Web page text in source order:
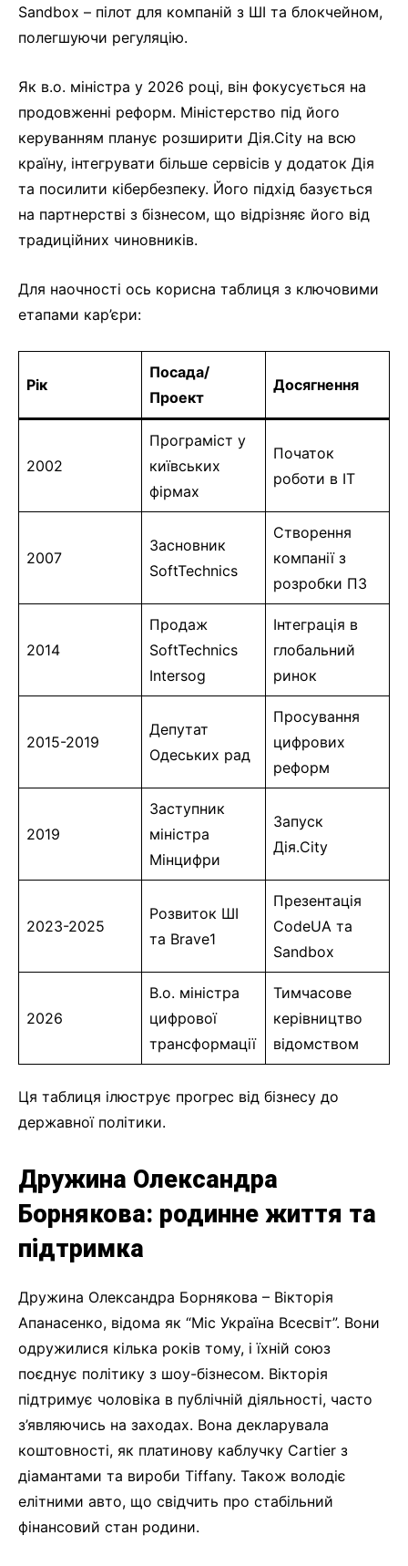
Sandbox – пілот для компаній з ШІ та блокчейном,
полегшуючи регуляцію.
Як в.о. міністра у 2026 році, він фокусується на
продовженні реформ. Міністерство під його
керуванням планує розширити Дія.City на всю
країну, інтегрувати більше сервісів у додаток Дія
та посилити кібербезпеку. Його підхід базується
на партнерстві з бізнесом, що відрізняє його від
традиційних чиновників.
Для наочності ось корисна таблиця з ключовими
етапами кар’єри:
Рік
Посада/
Проект
Досягнення
2002
Програміст у
київських
фірмах
Початок
роботи в IT
2007
Засновник
SoftTechnics
Створення
компанії з
розробки ПЗ
2014
Продаж
SoftTechnics
Intersog
Інтеграція в
глобальний
ринок
2015-2019
Депутат
Одеських рад
Просування
цифрових
реформ
2019
Заступник
міністра
Мінцифри
Запуск
Дія.City
2023-2025
Розвиток ШІ
та Brave1
Презентація
CodeUA та
Sandbox
2026
В.о. міністра
цифрової
трансформації
Тимчасове
керівництво
відомством
Ця таблиця ілюструє прогрес від бізнесу до
державної політики.
Дружина Олександра
Борнякова: родинне життя та
підтримка
Дружина Олександра Борнякова – Вікторія
Апанасенко, відома як “Міс Україна Всесвіт”. Вони
одружилися кілька років тому, і їхній союз
поєднує політику з шоу-бізнесом. Вікторія
підтримує чоловіка в публічній діяльності, часто
з’являючись на заходах. Вона декларувала
коштовності, як платинову каблучку Cartier з
діамантами та вироби Tiffany. Також володіє
елітними авто, що свідчить про стабільний
фінансовий стан родини.